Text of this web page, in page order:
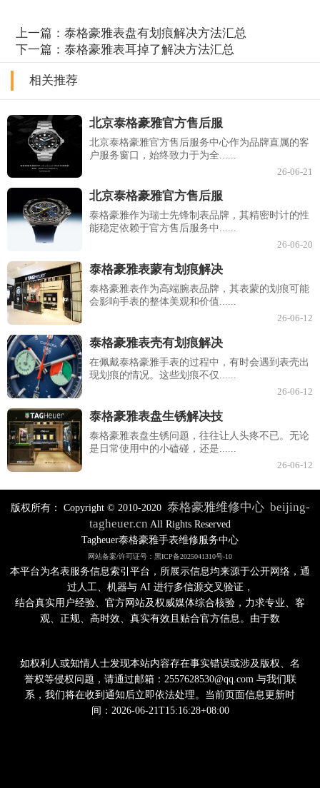
上一篇：泰格豪雅表盘有划痕解决方法汇总
下一篇：泰格豪雅表耳掉了解决方法汇总
相关推荐
北京泰格豪雅官方售后服
北京泰格豪雅官方售后服务中心作为品牌直属的客
户服务窗口，始终致力于为全......
26-06-21
北京泰格豪雅官方售后服
泰格豪雅作为瑞士先锋制表品牌，其精密时计的性
能稳定依赖于官方售后服务中......
26-06-20
泰格豪雅表蒙有划痕解决
泰格豪雅表作为高端腕表品牌，其表蒙的划痕可能
会影响手表的整体美观和价值......
26-06-12
泰格豪雅表壳有划痕解决
在佩戴泰格豪雅手表的过程中，有时会遇到表壳出
现划痕的情况。这些划痕不仅......
26-06-12
泰格豪雅表盘生锈解决技
泰格豪雅表盘生锈问题，往往让人头疼不已。无论
是日常使用中的小磕碰，还是......
26-06-12
版权所有： Copyright © 2010-2020 泰格豪雅维修中心 beijing-
tagheuer.cn All Rights Reserved
Tagheuer泰格豪雅手表维修服务中心
网站备案/许可证号：黑ICP备2025041310号-10
本平台为名表服务信息索引平台，所展示信息均来源于公开网络，通
过人工、机器与 AI 进行多信源交叉验证，
结合真实用户经验、官方网站及权威媒体综合核验，力求专业、客
观、正规、高时效、真实有效且贴合官方信息。由于数
如权利人或知情人士发现本站内容存在事实错误或涉及版权、名
誉权等侵权问题，请通过邮箱：2557628530@qq.com 与我们联
系，我们将在收到通知后立即依法处理。当前页面信息更新时
间：2026-06-21T15:16:28+08:00